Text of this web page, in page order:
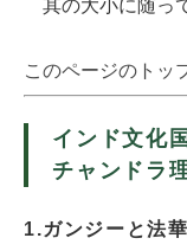
其の大小に随っ
このページのトッ
インド文化
チャンドラ
1.ガンジーと法